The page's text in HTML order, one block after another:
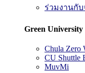
ร่วมงานกับ
Green University
Chula Zero
CU Shuttle
MuvMi